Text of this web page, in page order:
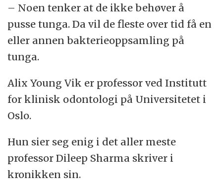
– Noen tenker at de ikke behøver å
pusse tunga. Da vil de fleste over tid få en
eller annen bakterieoppsamling på
tunga.
Alix Young Vik er professor ved Institutt
for klinisk odontologi på Universitetet i
Oslo.
Hun sier seg enig i det aller meste
professor Dileep Sharma skriver i
kronikken sin.